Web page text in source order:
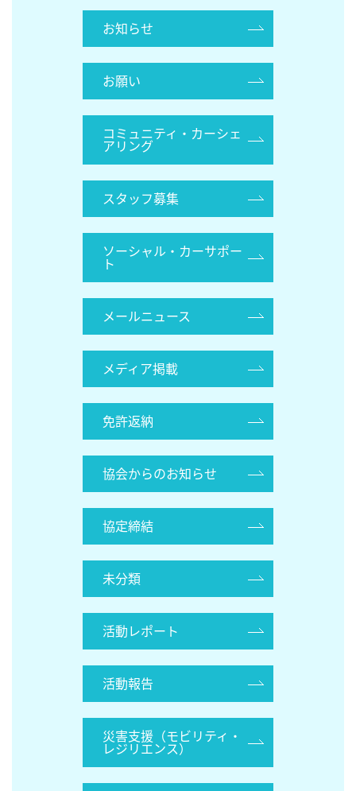
お知らせ
お願い
コミュニティ・カーシェ
アリング
スタッフ募集
ソーシャル・カーサポー
ト
メールニュース
メディア掲載
免許返納
協会からのお知らせ
協定締結
未分類
活動レポート
活動報告
災害支援（モビリティ・
レジリエンス）